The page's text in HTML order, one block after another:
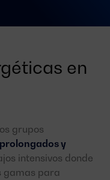
en
grupos
y
intensivos donde
gamas para